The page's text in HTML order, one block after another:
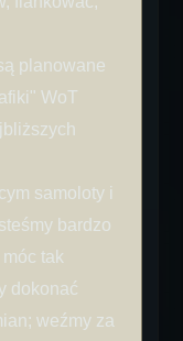
planowane
WoT
samoloty i
bardzo
tak
dokonać
weźmy za